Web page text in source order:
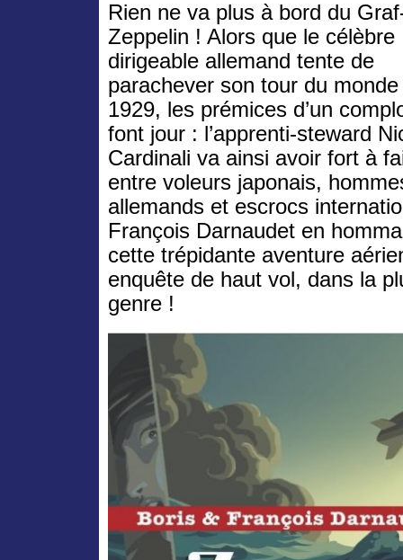
Rien ne va plus à bord du
Zeppelin ! Alors que le célèbre
dirigeable allemand tente de
parachever son tour du
1929, les prémices d’un
font jour : l’apprenti-steward
Cardinali va ainsi avoir fort à
entre voleurs japonais,
allemands et escrocs
François Darnaudet en
cette trépidante aventure
enquête de haut vol, dans la
genre !